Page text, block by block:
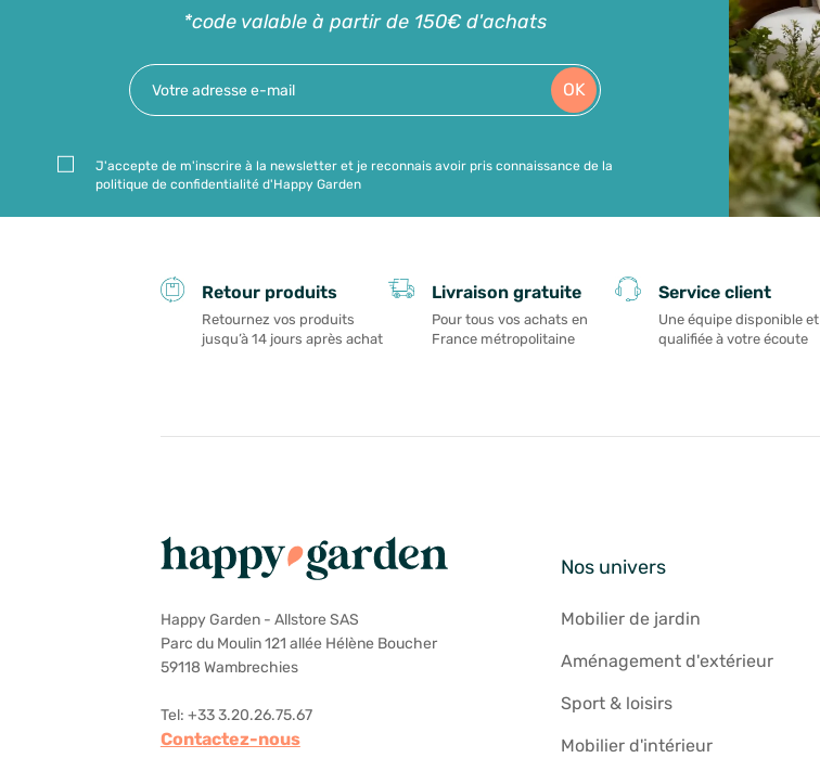
*code valable à partir de 150€ d'achats
OK
J'accepte de m'inscrire à la newsletter et je reconnais avoir pris connaissance de la
politique de confidentialité d'Happy Garden
Retour produits
Retournez vos produits
jusqu’à 14 jours après achat
Livraison gratuite
Pour tous vos achats en
France métropolitaine
Service client
Une équipe disponible et
qualifiée à votre écoute
Happy Garden - Allstore SAS
Parc du Moulin 121 allée Hélène Boucher
59118 Wambrechies
Tel: +33 3.20.26.75.67
Contactez-nous
Nos univers
Mobilier de jardin
Aménagement d'extérieur
Sport & loisirs
Mobilier d'intérieur